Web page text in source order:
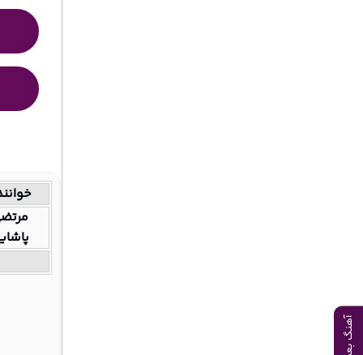
آهنگ بعدی